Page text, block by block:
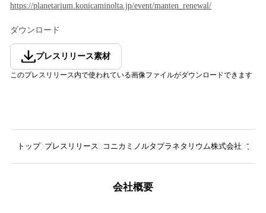
https://planetarium.konicaminolta.jp/event/manten_renewal/
ダウンロード
プレスリリース素材
このプレスリリース内で使われている画像ファイルがダウンロードできます
トップ プレスリリース コニカミノルタプラネタリウム株式会社 プラ
会社概要